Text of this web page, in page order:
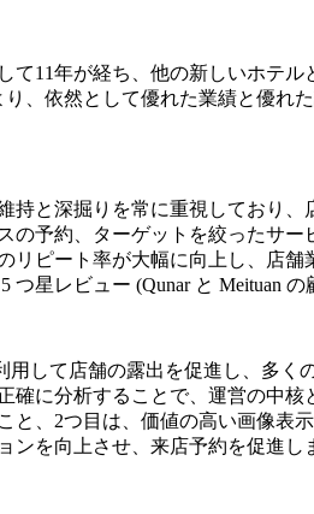
11年が経ち、他の新しいホテ
、依然として優れた業績と優れ
と深掘りを常に重視しており
予約、ターゲットを絞ったサ
ピート率が大幅に向上し、店
星レビュー (Qunar と Meituan
して店舗の露出を促進し、多
に分析することで、運営の中
、2つ目は、価値の高い画像表
を向上させ、来店予約を促進し